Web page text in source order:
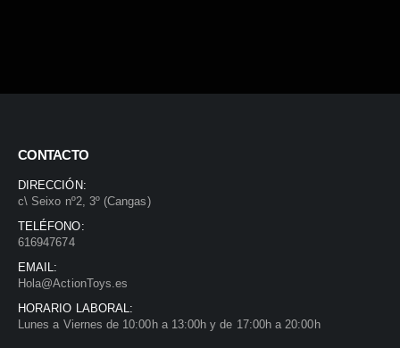
CONTACTO
DIRECCIÓN:
c\ Seixo nº2, 3º (Cangas)
TELÉFONO:
616947674
EMAIL:
Hola@ActionToys.es
HORARIO LABORAL:
Lunes a Viernes de 10:00h a 13:00h y de 17:00h a 20:00h